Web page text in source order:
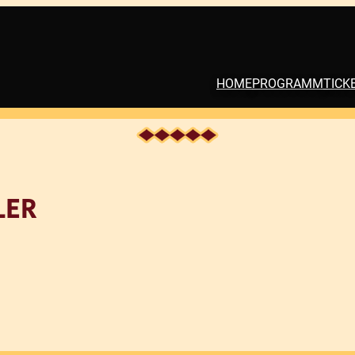
HOMEPROGRAMM